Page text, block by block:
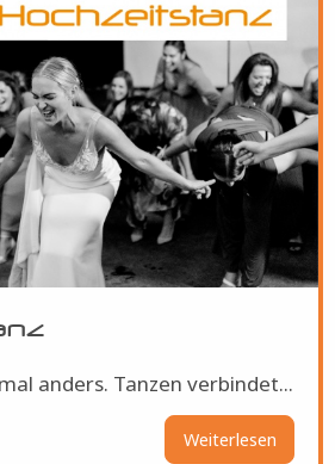
anders. Tanzen verbindet...
Weiterlesen